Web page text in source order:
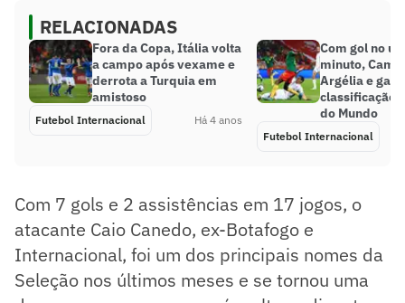
RELACIONADAS
Fora da Copa, Itália volta
a campo após vexame e
derrota a Turquia em
amistoso
Futebol Internacional Há 4 anos
Com gol no
minuto,
Argélia e
classificação
do Mundo
Futebol Internacional
Com 7 gols e 2 assistências em 17 jogos, o
atacante Caio Canedo, ex-Botafogo e
Internacional, foi um dos principais nomes da
Seleção nos últimos meses e se tornou uma